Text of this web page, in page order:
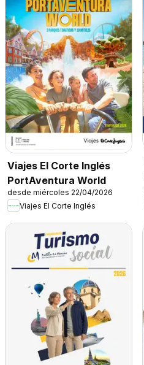
Viajes El Corte Inglés
PortAventura World
desde miércoles 22/04/2026
Viajes El Corte Inglés